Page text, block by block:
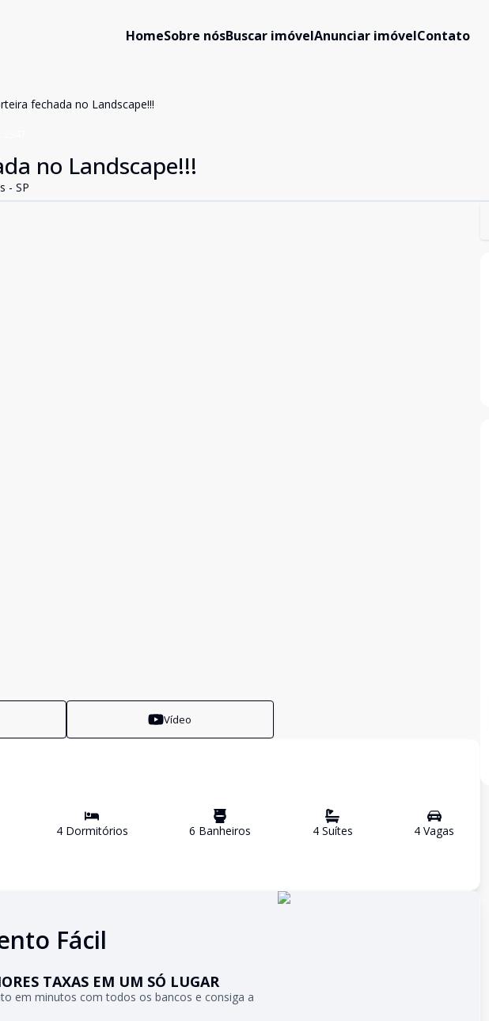
HomeSobre nósBuscar imóvelAnunciar imóvelContato
fechada no Landscape!!!
no Landscape!!!
- SP
Vídeo
4Dormitórios 6 Banheiros 4Suítes 4 Vagas
Fácil
TAXAS EM UM SÓ LUGAR
em minutos com todos os bancos e consiga a